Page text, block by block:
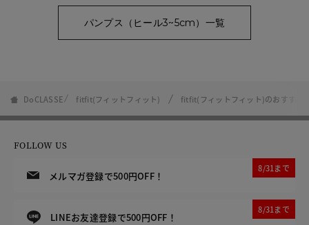
パンプス（ヒール3~5cm）一覧
DoCLASSE fitfit(フィットフィット) fitfit(フィットフィット)のおすすめ
FOLLOW US
メルマガ登録で500円OFF！
8/31まで
LINEお友達登録で500円OFF！
8/31まで